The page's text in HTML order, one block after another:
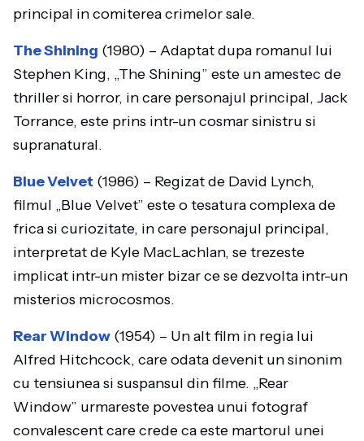
principal in comiterea crimelor sale.
The Shining (1980) – Adaptat dupa romanul lui
Stephen King, „The Shining” este un amestec de
thriller si horror, in care personajul principal, Jack
Torrance, este prins intr-un cosmar sinistru si
supranatural.
Blue Velvet (1986) – Regizat de David Lynch,
filmul „Blue Velvet” este o tesatura complexa de
frica si curiozitate, in care personajul principal,
interpretat de Kyle MacLachlan, se trezeste
implicat intr-un mister bizar ce se dezvolta intr-un
misterios microcosmos.
Rear Window (1954) – Un alt film in regia lui
Alfred Hitchcock, care odata devenit un sinonim
cu tensiunea si suspansul din filme. „Rear
Window” urmareste povestea unui fotograf
convalescent care crede ca este martorul unei